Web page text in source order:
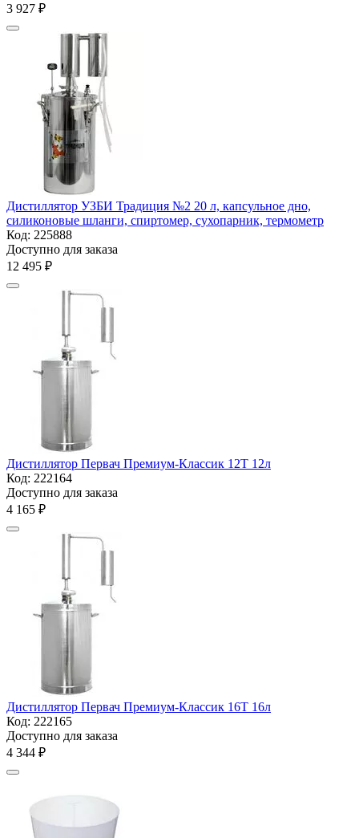
3 927 ₽
Дистиллятор УЗБИ Традиция №2 20 л, капсульное дно,
силиконовые шланги, спиртомер, сухопарник, термометр
Код: 225888
Доступно для заказа
12 495 ₽
Дистиллятор Первач Премиум-Классик 12Т 12л
Код: 222164
Доступно для заказа
4 165 ₽
Дистиллятор Первач Премиум-Классик 16Т 16л
Код: 222165
Доступно для заказа
4 344 ₽